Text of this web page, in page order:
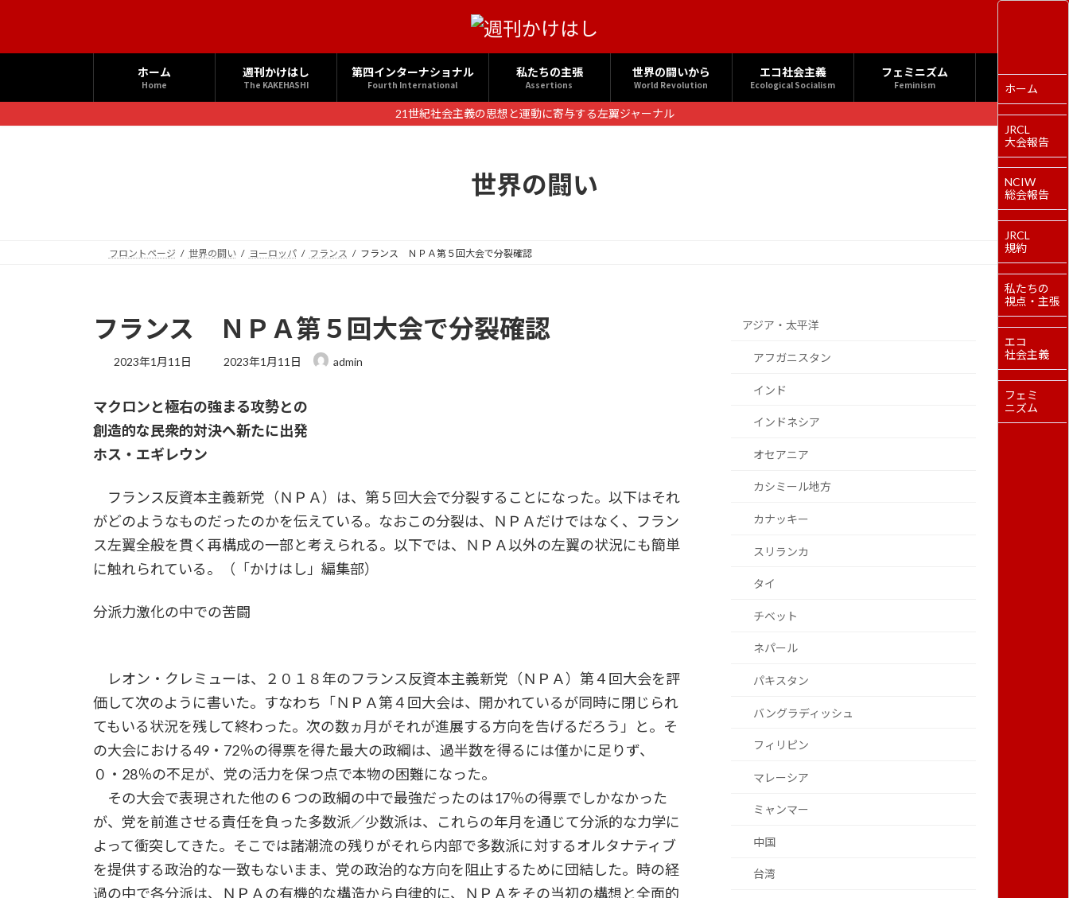
へ
ス
ョ
ン
ホーム
Home
週刊かけはし
The KAKEHASHI
第四インターナショナル
Fourth International
私たちの主張
Assertions
世界の闘いから
World Revolution
エコ社会主義
Ecological Socialism
フェミニズム
Feminism
21世紀社会主義の思想と運動に寄与する左翼ジャーナル
世界の闘い
フロントページ 世界の闘い ヨーロッパ フランス フランス ＮＰＡ第５回大会で分裂確認
フランス ＮＰＡ第５回大会で分裂確認
2023年1月11日
最
新
時
2023年1月11日 admin
マクロンと極右の強まる攻勢との
創造的な民衆的対決へ新たに出発
ホス・エギレウン
フランス反資本主義新党（ＮＰＡ）は、第５回大会で分裂することになった。以下はそれ
がどのようなものだったのかを伝えている。なおこの分裂は、ＮＰＡだけではなく、フラン
ス左翼全般を貫く再構成の一部と考えられる。以下では、ＮＰＡ以外の左翼の状況にも簡単
に触れられている。（「かけはし」編集部）
分派力激化の中での苦闘
レオン・クレミューは、２０１８年のフランス反資本主義新党（ＮＰＡ）第４回大会を評
価して次のように書いた。すなわち「ＮＰＡ第４回大会は、開かれているが同時に閉じられ
てもいる状況を残して終わった。次の数ヵ月がそれが進展する方向を告げるだろう」と。そ
の大会における49・72％の得票を得た最大の政綱は、過半数を得るには僅かに足りず、
０・28％の不足が、党の活力を保つ点で本物の困難になった。
その大会で表現された他の６つの政綱の中で最強だったのは17％の得票でしかなかった
が、党を前進させる責任を負った多数派／少数派は、これらの年月を通じて分派的な力学に
よって衝突してきた。そこでは諸潮流の残りがそれら内部で多数派に対するオルタナティブ
を提供する政治的な一致もないまま、党の政治的な方向を阻止するために団結した。時の経
過の中で各分派は、ＮＰＡの有機的な構造から自律的に、ＮＰＡをその当初の構想と全面的
アジア・太平洋
アフガニスタン
インド
インドネシア
オセアニア
カシミール地方
カナッキー
スリランカ
タイ
チベット
ネパール
パキスタン
バングラディッシュ
フィリピン
マレーシア
ミャンマー
中国
台湾
ホーム
JRCL
大会報告
NCIW
総会報告
JRCL
規約
私たちの
視点・主張
エコ
社会主義
フェミ
ニズム